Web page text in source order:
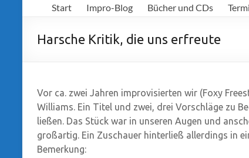
Richter
Start Impro-Blog Bücher und CDs
Harsche Kritik, die uns erfreute
Vor ca. zwei Jahren improvisierten wir (Foxy
Williams. Ein Titel und zwei, drei Vorschläge zu
ließen. Das Stück war in unseren Augen und
großartig. Ein Zuschauer hinterließ allerdings in
Bemerkung: